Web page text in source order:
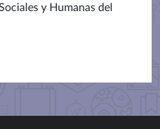
y Humanas del